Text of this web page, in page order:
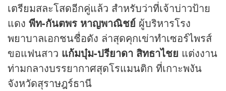
เตรียมสละโสดอีกคู่แล้ว สำหรับว่าที่เจ้าบ่าวป้าย
แดง พีท-กันตพร หาญพาณิชย์ ผู้บริหารโรง
พยาบาลเอกชนชื่อดัง ล่าสุดคุกเข่าทำเซอร์ไพรส์
ขอแฟนสาว แก้มบุ๋ม-ปรียาดา สิทธาไชย แต่งงาน
ท่ามกลางบรรยากาศสุดโรแมนติก ที่เกาะพงัน
จังหวัดสุราษฎร์ธานี